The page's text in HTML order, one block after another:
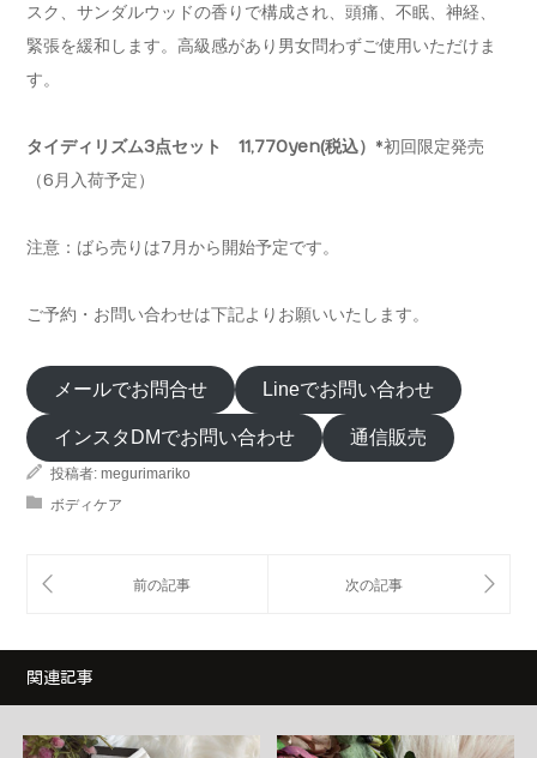
スク、サンダルウッドの香りで構成され、頭痛、不眠、神経、
緊張を緩和します。高級感があり男女問わずご使用いただけま
す。
タイディリズム3点セット 11,770yen(税込） *初回限定発売
（6月入荷予定）
注意：ばら売りは7月から開始予定です。
ご予約・お問い合わせは下記よりお願いいたします。
メールでお問合せ Lineでお問い合わせ
インスタDMでお問い合わせ 通信販売
投稿者: megurimariko
ボディケア
関連記事